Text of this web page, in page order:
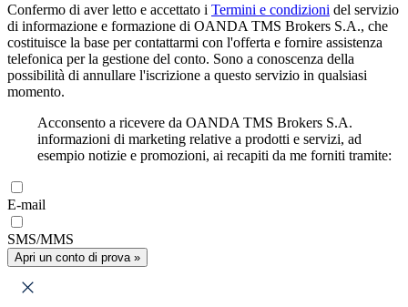
Confermo di aver letto e accettato i Termini e condizioni del servizio
di informazione e formazione di OANDA TMS Brokers S.A., che
costituisce la base per contattarmi con l'offerta e fornire assistenza
telefonica per la gestione del conto. Sono a conoscenza della
possibilità di annullare l'iscrizione a questo servizio in qualsiasi
momento.
Acconsento a ricevere da OANDA TMS Brokers S.A.
informazioni di marketing relative a prodotti e servizi, ad
esempio notizie e promozioni, ai recapiti da me forniti tramite:
E-mail
SMS/MMS
Apri un conto di prova »